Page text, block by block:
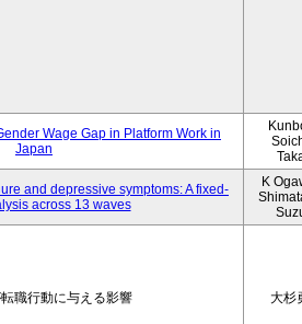
Wage Gap in Platform Work in
Japan
and depressive symptoms: A fixed-
across 13 waves
K
職行動に与える影響 大杉